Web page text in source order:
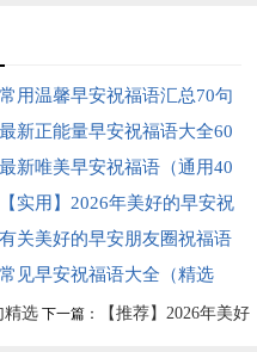
常用温馨早安祝福语汇总70句
选
最新正能量早安祝福语大全60
最新唯美早安祝福语（通用40
）
【实用】2026年美好的早安祝
语语录35条
有关美好的早安朋友圈祝福语
编50句
常见早安祝福语大全（精选
句）
精选 下一篇：
【推荐】2026年美好